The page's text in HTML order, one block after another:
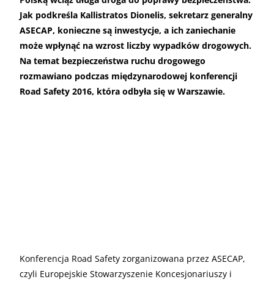
Jak podkreśla Kallistratos Dionelis, sekretarz generalny
ASECAP, konieczne są inwestycje, a ich zaniechanie
może wpłynąć na wzrost liczby wypadków drogowych.
Na temat bezpieczeństwa ruchu drogowego
rozmawiano podczas międzynarodowej konferencji
Road Safety 2016, która odbyła się w Warszawie.
Konferencja Road Safety zorganizowana przez ASECAP,
czyli Europejskie Stowarzyszenie Koncesjonariuszy i